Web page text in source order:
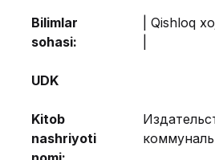
Bilimlar
sohasi:
| Qishloq
UDK
Kitob
nashriyoti